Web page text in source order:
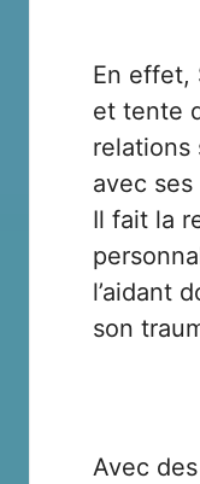
En effet,
et tente
relations
avec ses
Il fait la
l’aidant
son
Avec